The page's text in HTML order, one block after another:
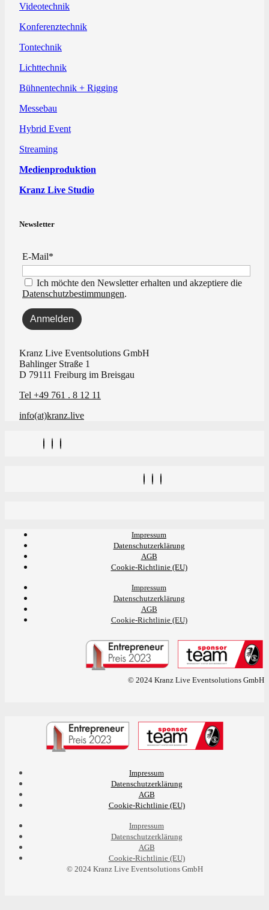
Videotechnik
Konferenztechnik
Tontechnik
Lichttechnik
Bühnentechnik + Rigging
Messebau
Hybrid Event
Streaming
Medienproduktion
Kranz Live Studio
Newsletter
E-Mail*
Ich möchte den Newsletter erhalten und akzeptiere die
Datenschutzbestimmungen.
Kranz Live Eventsolutions GmbH
Bahlinger Straße 1
D 79111 Freiburg im Breisgau
Tel +49 761 . 8 12 11
info(at)kranz.live
Impressum
Datenschutzerklärung
AGB
Cookie-Richtlinie (EU)
Impressum
Datenschutzerklärung
AGB
Cookie-Richtlinie (EU)
© 2024 Kranz Live Eventsolutions GmbH
Impressum
Datenschutzerklärung
AGB
Cookie-Richtlinie (EU)
Impressum
Datenschutzerklärung
AGB
Cookie-Richtlinie (EU)
© 2024 Kranz Live Eventsolutions GmbH